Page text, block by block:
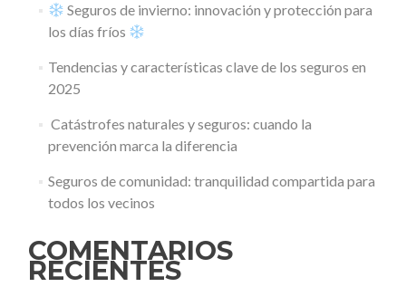
Seguros de invierno: innovación y protección para
los días fríos
Tendencias y características clave de los seguros en
2025
️ Catástrofes naturales y seguros: cuando la
prevención marca la diferencia
Seguros de comunidad: tranquilidad compartida para
todos los vecinos
COMENTARIOS
RECIENTES